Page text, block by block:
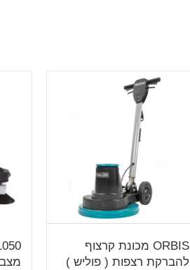
ORBIS מכונת קרצוף
להברקת רצפות ( פוליש )